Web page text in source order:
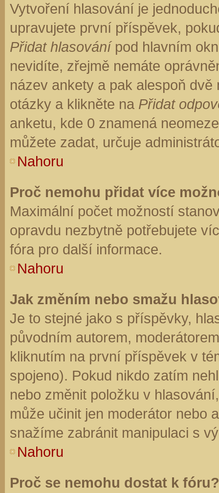
Vytvoření hlasování je
upravujete první příspěvek,
Přidat hlasovánípod hlavním
nevidíte, zřejmě nemáte
název ankety a pak alespoň
otázky a klikněte na Přidat
anketu, kde 0 znamená
můžete zadat, určuje
Nahoru
Proč nemohu přidat více
Maximální počet možností
opravdu nezbytně potřebujete
fóra pro další informace.
Nahoru
Jak změním nebo smažu
Je to stejné jako s příspěvky,
původním autorem,
kliknutím na první příspěvek v
spojeno). Pokud nikdo zatím
nebo změnit položku v
může učinit jen moderátor nebo
snažíme zabránit manipulaci s
Nahoru
Proč se nemohu dostat k fóru?